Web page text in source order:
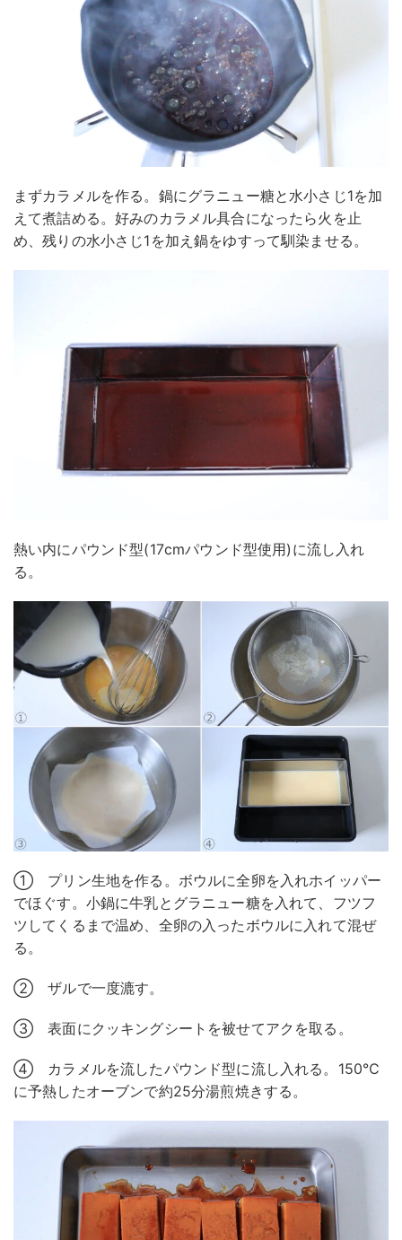
まずカラメルを作る。鍋にグラニュー糖と水小さじ1を加
えて煮詰める。好みのカラメル具合になったら火を止
め、残りの水小さじ1を加え鍋をゆすって馴染ませる。
熱い内にパウンド型(17cmパウンド型使用)に流し入れ
る。
① プリン生地を作る。ボウルに全卵を入れホイッパー
でほぐす。小鍋に牛乳とグラニュー糖を入れて、フツフ
ツしてくるまで温め、全卵の入ったボウルに入れて混ぜ
る。
② ザルで一度漉す。
③ 表面にクッキングシートを被せてアクを取る。
④ カラメルを流したパウンド型に流し入れる。150℃
に予熱したオーブンで約25分湯煎焼きする。